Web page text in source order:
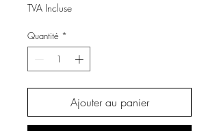
TVA Incluse
Quantité *
Ajouter au panier